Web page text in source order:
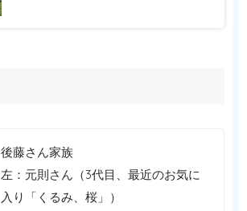
後藤さん家族
左：元則さん（3代目、最近のお気に
入り「くるみ、桜」）